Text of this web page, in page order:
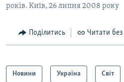
років. Київ, 26 липня 2008 року
Поділитись Читати без
Новини Україна Світ